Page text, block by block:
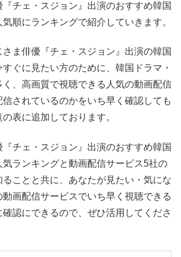
チェ・スジョン』出演のおすすめ韓国
気順にランキングで紹介していきます。
ま俳優『チェ・スジョン』出演の韓国
すぐに見たい方のために、韓国ドラマ・
く、高画質で視聴できる人気の動画配信
されているのかをいち早く確認しても
表に追加しております。
チェ・スジョン』出演のおすすめ韓国
気ランキングと動画配信サービス5社の
ことと共に、あなたが見たい・気にな
動画配信サービスでいち早く視聴できる
認にできるので、ぜひ活用してくださ